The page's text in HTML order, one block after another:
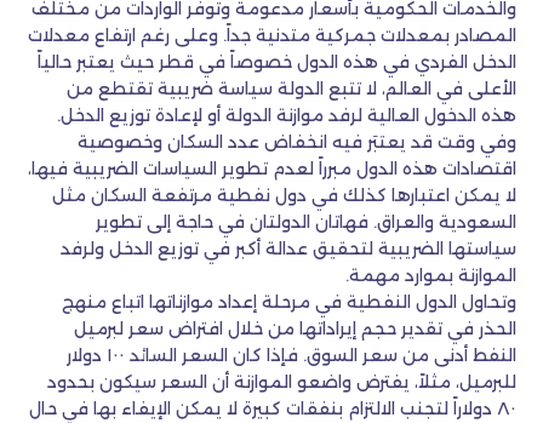
والخدمات الحكومية بأسعار مدعومة وتوفر الواردات من مختلف
المصادر بمعدلات جمركية متدنية جداً. وعلى رغم ارتفاع معدلات
الدخل الفردي في هذه الدول خصوصاً في قطر حيث يعتبر حالياً
الأعلى في العالم، لا تتبع الدولة سياسة ضريبية تقتطع من
هذه الدخول العالية لرفد موازنة الدولة أو لإعادة توزيع الدخل.
وفي وقت قد يعتبَر فيه انخفاض عدد السكان وخصوصية
اقتصادات هذه الدول مبرراً لعدم تطوير السياسات الضريبية فيها،
لا يمكن اعتبارها كذلك في دول نفطية مرتفعة السكان مثل
السعودية والعراق. فهاتان الدولتان في حاجة إلى تطوير
سياستها الضريبية لتحقيق عدالة أكبر في توزيع الدخل ولرفد
الموازنة بموارد مهمة.
وتحاول الدول النفطية في مرحلة إعداد موازناتها اتباع منهج
الحذر في تقدير حجم إيراداتها من خلال افتراض سعر لبرميل
النفط أدنى من سعر السوق. فإذا كان السعر السائد ١٠٠ دولار
للبرميل، مثلاً، يفترض واضعو الموازنة أن السعر سيكون بحدود
٨٠ دولاراً لتجنب الالتزام بنفقات كبيرة لا يمكن الإيفاء بها في حال